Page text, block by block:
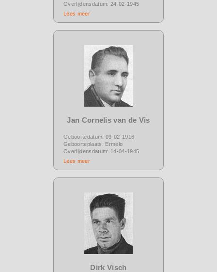
Overlijdensdatum: 24-02-1945
Lees meer
Jan Cornelis van de Vis
Geboortedatum: 09-02-1916
Geboorteplaats: Ermelo
Overlijdensdatum: 14-04-1945
Lees meer
Dirk Visch